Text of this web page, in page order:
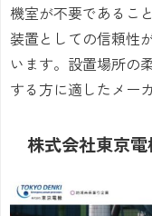
機室が不要であるこ
装置としての信頼性
います。設置場所の
する方に適したメー
株式会社東京